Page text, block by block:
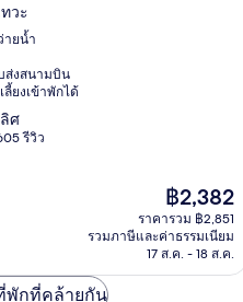
มิ
วะ
ายน้ำ
ส่งสนามบิน
ลี้ยงเข้าพักได้
ศ
รีวิว
ราคา
ปัจจุบัน
คือ
฿2,382
฿2,382
ราคารวม ฿2,851
รวมภาษีและค่าธรรมเนียม
17 ส.ค. - 18 ส.ค.
พักที่คล้ายกัน